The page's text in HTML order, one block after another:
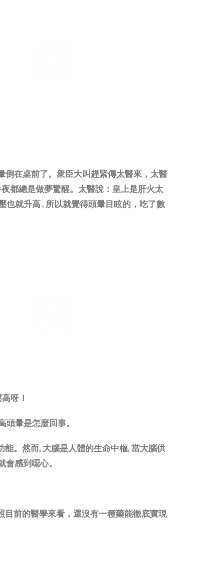
倒在桌前了。衆臣大叫趕緊傳太醫來，太醫
都總是做夢驚醒。太醫說：皇上是肝火太
就升高 , 所以就覺得頭暈目眩的，吃了數
呀！
暈是怎麼回事。
。然而, 大腦是人體的生命中樞, 當大腦供
感到噁心。
前的醫學來看，還沒有一種藥能徹底實現